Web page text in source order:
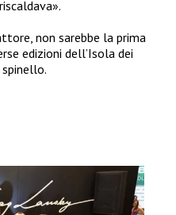
non sarebbe la prima
edizioni dell’Isola dei